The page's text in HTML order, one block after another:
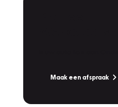
Maak een afspraak